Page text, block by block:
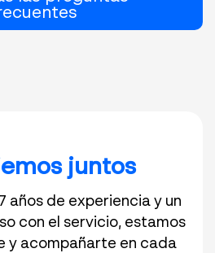
juntos
años de experiencia y un
con el servicio, estamos
y acompañarte en cada